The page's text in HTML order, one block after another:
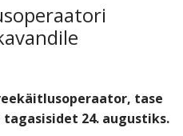
eekäitlusoperaator, tase
24. augustiks.